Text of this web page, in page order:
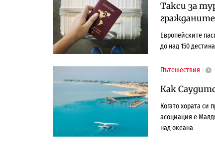
Такси за
Европейските
до над 150
Пътешествия
Как
Когато хората си
асоциация е
над океана